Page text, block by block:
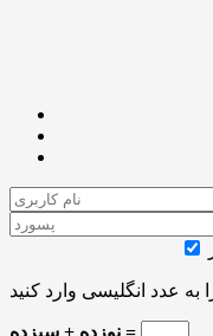
نوزده + سیزده =